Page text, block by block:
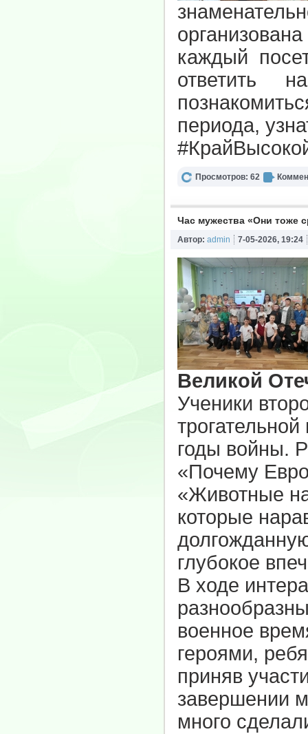
каждый
ответить
периода,
Просмотров: 62
Час мужества «Они тоже
Автор: admin 7-05-2026, 19:24
Великой
Ученики
годы войны.
«Почему
«Животные
которые
глубокое
В ходе
военное
героями,
приняв
завершении
много